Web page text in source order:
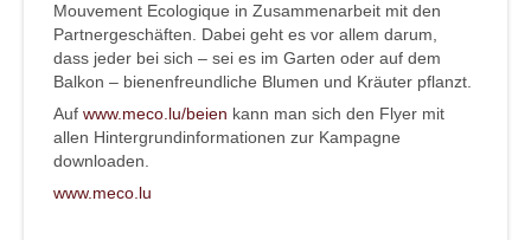
Mouvement Ecologique in Zusammenarbeit mit den
Partnergeschäften. Dabei geht es vor allem darum,
dass jeder bei sich – sei es im Garten oder auf dem
Balkon – bienenfreundliche Blumen und Kräuter pflanzt.
Auf www.meco.lu/beien kann man sich den Flyer mit
allen Hintergrundinformationen zur Kampagne
downloaden.
www.meco.lu